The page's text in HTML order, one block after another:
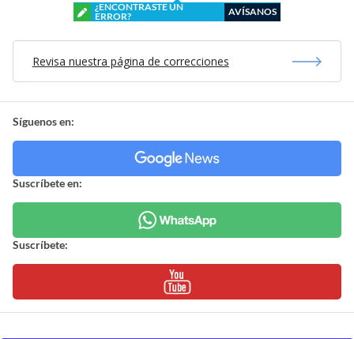
¿ENCONTRASTE UN
ERROR?
AVÍSANOS
Revisa nuestra página de correcciones
Síguenos en:
Suscríbete en:
Suscríbete: